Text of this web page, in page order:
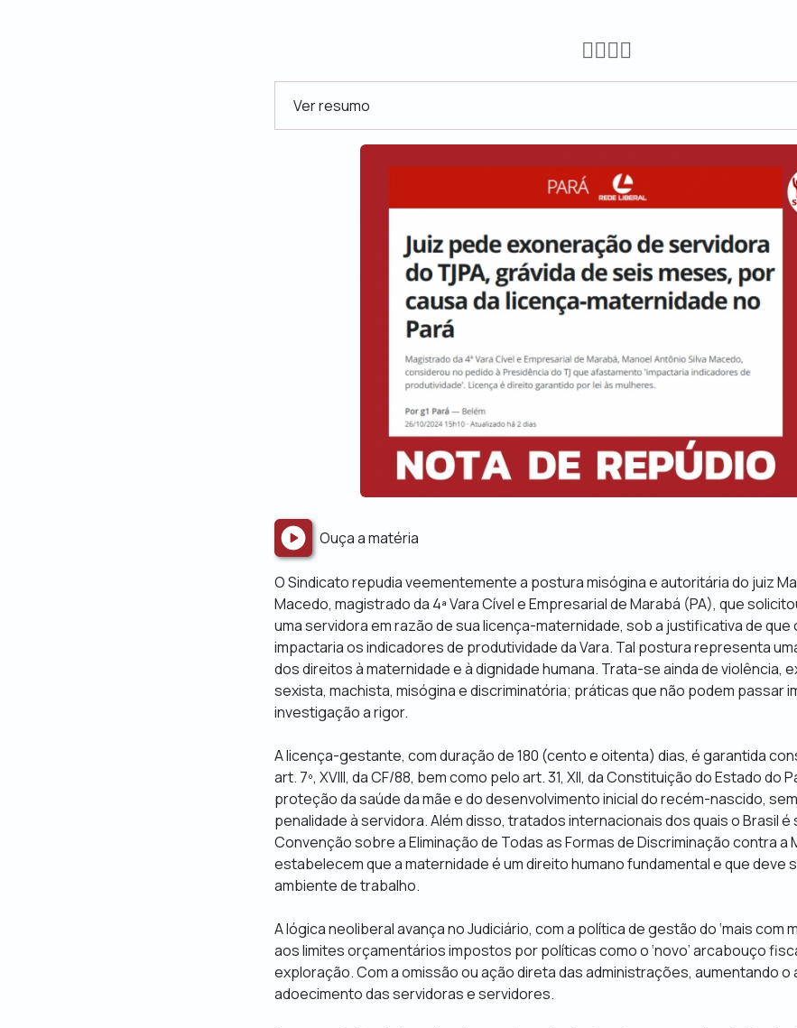
Ver resumo
Ouça a matéria
O Sindicato repudia veementemente a postura misógina e autoritária do juiz
Macedo, magistrado da 4ª Vara Cível e Empresarial de Marabá (PA), que
uma servidora em razão de sua licença-maternidade, sob a justificativa de
impactaria os indicadores de produtividade da Vara. Tal postura representa
dos direitos à maternidade e à dignidade humana. Trata-se ainda de violência,
sexista, machista, misógina e discriminatória; práticas que não podem passar
investigação a rigor.
A licença-gestante, com duração de 180 (cento e oitenta) dias, é garantida
art. 7º, XVIII, da CF/88, bem como pelo art. 31, XII, da Constituição do Estado do
proteção da saúde da mãe e do desenvolvimento inicial do recém-nascido,
penalidade à servidora. Além disso, tratados internacionais dos quais o Brasil é
Convenção sobre a Eliminação de Todas as Formas de Discriminação contra a
estabelecem que a maternidade é um direito humano fundamental e que deve
ambiente de trabalho.
A lógica neoliberal avança no Judiciário, com a política de gestão do ‘mais com
aos limites orçamentários impostos por políticas como o ‘novo’ arcabouço
exploração. Com a omissão ou ação direta das administrações, aumentando o
adoecimento das servidoras e servidores.